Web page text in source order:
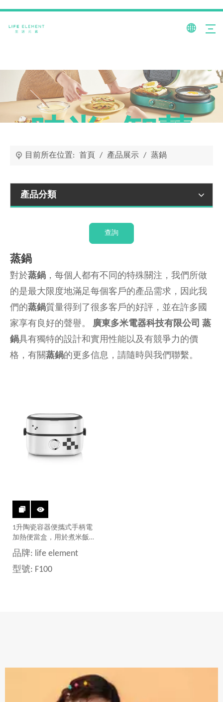
目前所在位置: 首頁 / 產品展示 / 蒸鍋
產品分類
查詢
蒸鍋
對於蒸鍋 ，每個人都有不同的特殊關注，我們所做
的是最大限度地滿足每個客戶的產品需求，因此我
們的蒸鍋質量得到了很多客戶的好評，並在許多國
家享有良好的聲譽。 廣東多米電器科技有限公司 蒸
鍋具有獨特的設計和實用性能以及有競爭力的價
格，有關蒸鍋的更多信息，請隨時與我們聯繫。
1升陶瓷容器便攜式手柄電
加熱便當盒，用於煮米飯和
熱食
品牌: life element
型號: F100